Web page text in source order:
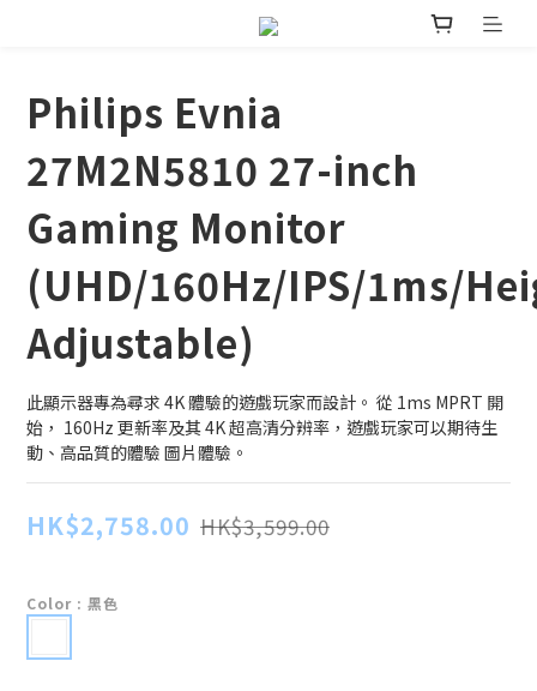
Philips Evnia
27M2N5810 27-inch
Gaming Monitor
(UHD/160Hz/IPS/1ms/
Adjustable)
此顯示器專為尋求 4K 體驗的遊戲玩家而設計。 從 1ms MPRT 開
始， 160Hz 更新率及其 4K 超高清分辨率，遊戲玩家可以期待生
動、高品質的體驗 圖片體驗。
HK$2,758.00 HK$3,599.00
Color : 黑色